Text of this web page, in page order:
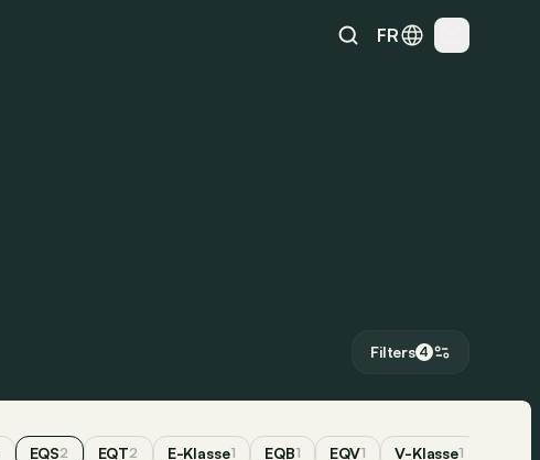
FR
Filters 4
EQS2 EQT2 E-Klasse1 EQB1 EQV1 V-Klasse1